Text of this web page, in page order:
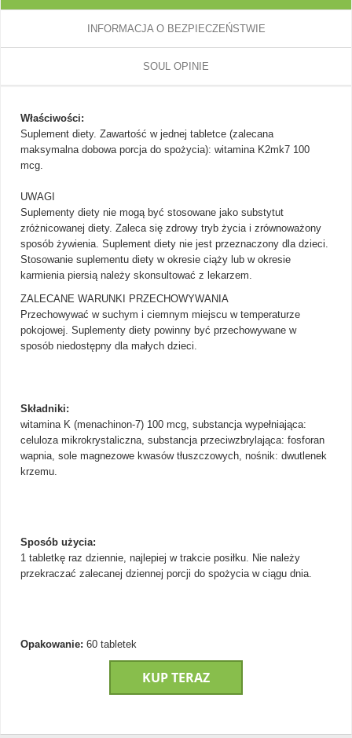
INFORMACJA O BEZPIECZEŃSTWIE
SOUL OPINIE
Właściwości:
Suplement diety. Zawartość w jednej tabletce (zalecana
maksymalna dobowa porcja do spożycia): witamina K2mk7 100
mcg.
UWAGI
Suplementy diety nie mogą być stosowane jako substytut
zróżnicowanej diety. Zaleca się zdrowy tryb życia i zrównoważony
sposób żywienia. Suplement diety nie jest przeznaczony dla dzieci.
Stosowanie suplementu diety w okresie ciąży lub w okresie
karmienia piersią należy skonsultować z lekarzem.
ZALECANE WARUNKI PRZECHOWYWANIA
Przechowywać w suchym i ciemnym miejscu w temperaturze
pokojowej. Suplementy diety powinny być przechowywane w
sposób niedostępny dla małych dzieci.
Składniki:
witamina K (menachinon-7) 100 mcg, substancja wypełniająca:
celuloza mikrokrystaliczna, substancja przeciwzbrylająca: fosforan
wapnia, sole magnezowe kwasów tłuszczowych, nośnik: dwutlenek
krzemu.
Sposób użycia:
1 tabletkę raz dziennie, najlepiej w trakcie posiłku. Nie należy
przekraczać zalecanej dziennej porcji do spożycia w ciągu dnia.
Opakowanie: 60 tabletek
KUP TERAZ